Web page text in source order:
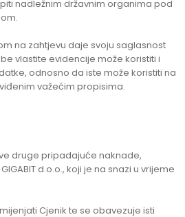
nadležnim državnim organima pod
na zahtjevu daje svoju saglasnost
vlastite evidencije može koristiti i
odnosno da iste može koristiti na
važećim propisima.
druge pripadajuće naknade,
d.o.o., koji je na snazi u vrijeme
Cjenik te se obavezuje isti